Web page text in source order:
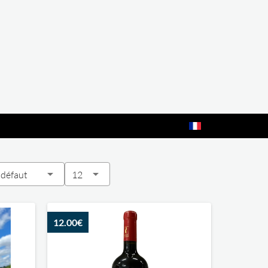
12
12.00€